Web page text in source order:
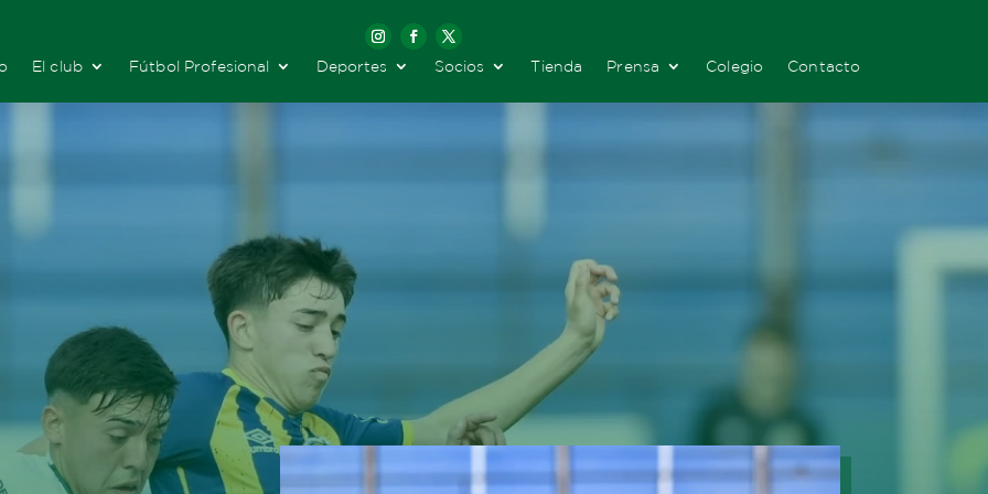
El club Fútbol Profesional Deportes Socios Tienda Prensa Colegio Contacto